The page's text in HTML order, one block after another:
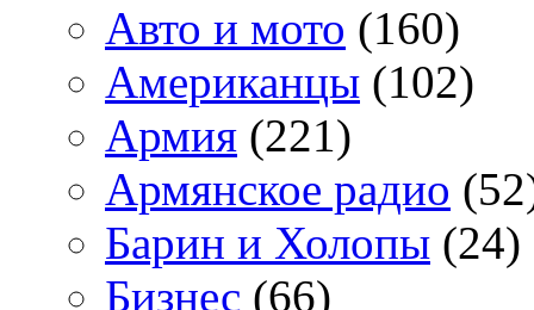
Авто и мото (160)
Американцы (102)
Армия (221)
Армянское радио
Барин и Холопы (24)
Бизнес (66)